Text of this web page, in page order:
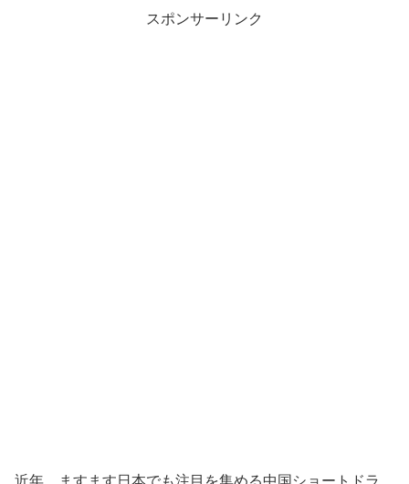
スポンサーリンク
近年、ますます日本でも注目を集める中国ショートドラ